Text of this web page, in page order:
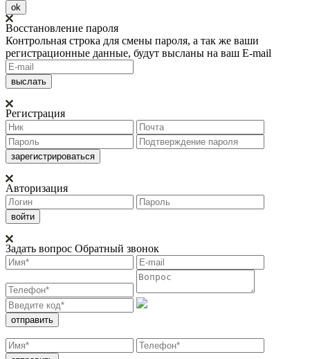
ok
Восстановление пароля
Контрольная строка для смены пароля, а так же ваши
регистрационные данные, будут высланы на ваш E-mail
Регистрация
Авторизация
Задать вопрос Обратный звонок